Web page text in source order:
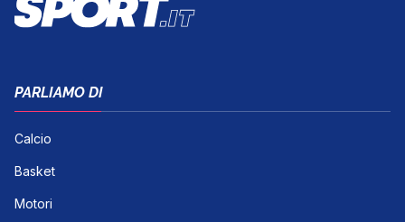
PARLIAMO DI
Calcio
Basket
Motori